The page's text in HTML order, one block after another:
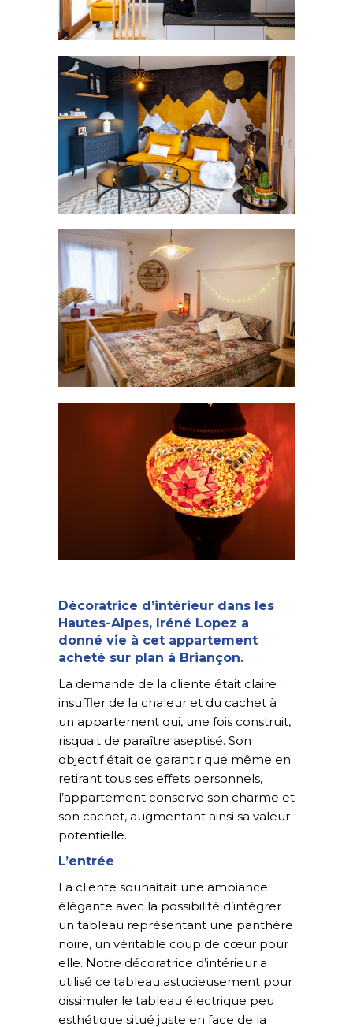
Décoratrice d’intérieur dans les
Hautes-Alpes, Iréné Lopez a
donné vie à cet appartement
acheté sur plan à Briançon.
La demande de la cliente était claire :
insuffler de la chaleur et du cachet à
un appartement qui, une fois construit,
risquait de paraître aseptisé. Son
objectif était de garantir que même en
retirant tous ses effets personnels,
l’appartement conserve son charme et
son cachet, augmentant ainsi sa valeur
potentielle.
L’entrée
La cliente souhaitait une ambiance
élégante avec la possibilité d’intégrer
un tableau représentant une panthère
noire, un véritable coup de cœur pour
elle. Notre décoratrice d’intérieur a
utilisé ce tableau astucieusement pour
dissimuler le tableau électrique peu
esthétique situé juste en face de la